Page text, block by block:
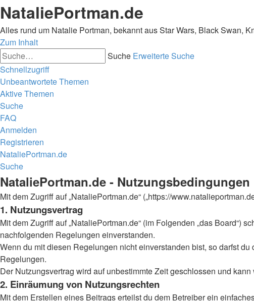
NataliePortman.de
Alles rund um Natalie Portman, bekannt aus Star Wars, Black Swan,
Zum Inhalt
Suche Erweiterte Suche
Schnellzugriff
Unbeantwortete Themen
Aktive Themen
Suche
FAQ
Anmelden
Registrieren
NataliePortman.de
Suche
NataliePortman.de - Nutzungsbedingungen
Mit dem Zugriff auf „NataliePortman.de“ („https://
1. Nutzungsvertrag
Mit dem Zugriff auf „NataliePortman.de“ (im Folgenden „das Board“)
nachfolgenden Regelungen einverstanden.
Wenn du mit diesen Regelungen nicht einverstanden bist, so darfst
Regelungen.
Der Nutzungsvertrag wird auf unbestimmte Zeit geschlossen und
2. Einräumung von Nutzungsrechten
Mit dem Erstellen eines Beitrags erteilst du dem Betreiber ein